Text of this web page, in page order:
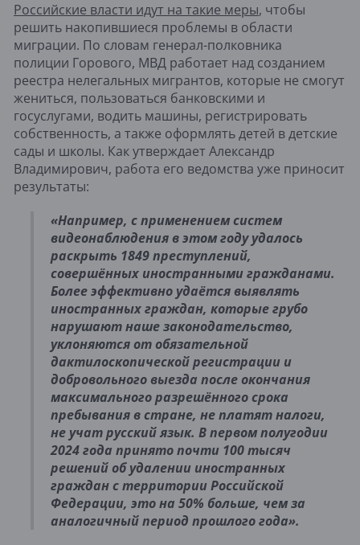
Российские власти идут на такие меры, чтобы
решить накопившиеся проблемы в области
миграции. ​По словам генерал-полковника
полиции Горового, МВД работает над созданием
реестра нелегальных мигрантов, которые не смогут
жениться, пользоваться банковскими и
госуслугами, водить машины, регистрировать
собственность, а также оформлять детей в детские
сады и школы. Как утверждает Александр
Владимирович, работа его ведомства уже приносит
результаты:
«Например, с применением систем
видеонаблюдения в этом году удалось
раскрыть 1849 преступлений,
совершённых иностранными гражданами.
Более эффективно удаётся выявлять
иностранных граждан, которые грубо
нарушают наше законодательство,
уклоняются от обязательной
дактилоскопической регистрации и
добровольного выезда после окончания
максимального разрешённого срока
пребывания в стране, не платят налоги,
не учат русский язык. В первом полугодии
2024 года принято почти 100 тысяч
решений об удалении иностранных
граждан с территории Российской
Федерации, это на 50% больше, чем за
аналогичный период прошлого года».